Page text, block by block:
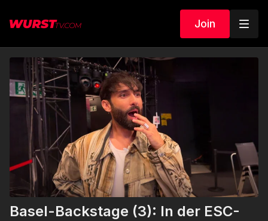
Join
Basel-Backstage (3): In der ESC-